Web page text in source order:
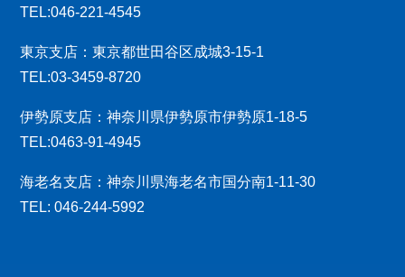
TEL:046-221-4545
東京支店：東京都世田谷区成城3-15-1
TEL:03-3459-8720
伊勢原支店：神奈川県伊勢原市伊勢原1-18-5
TEL:0463-91-4945
海老名支店：神奈川県海老名市国分南1-11-30
TEL: 046-244-5992